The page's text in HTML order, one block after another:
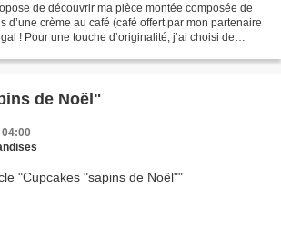
de découvrir ma pièce montée composée de
d’une crème au café (café offert par mon partenaire
! Pour une touche d’originalité, j’ai choisi de
de Noël"
04:00